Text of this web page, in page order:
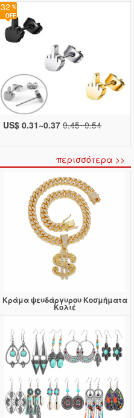
32
US$ 0.31~0.37 0.45~0.54
περισσότερα >>
Κράμα ψευδάργυρου Κοσμήματα
Κολιέ